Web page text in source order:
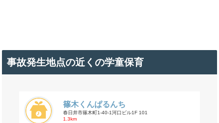
事故発生地点の近くの学童保育
篠木くんぱるんち
春日井市篠木町1-40-1河口ビル1F 101
1.3km